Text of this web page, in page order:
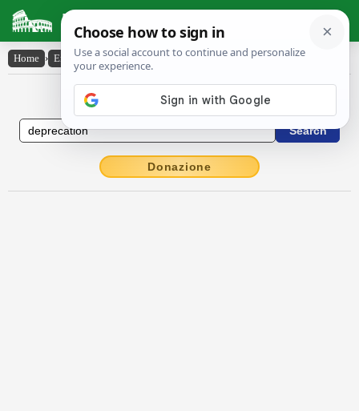
Latin Dictionary
Home › English-Latin › deprecation
English to Latin Dictionary
Donazione